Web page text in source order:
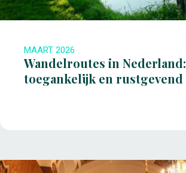
MAART 2026
Wandelroutes in Nederland:
toegankelijk en rustgevend